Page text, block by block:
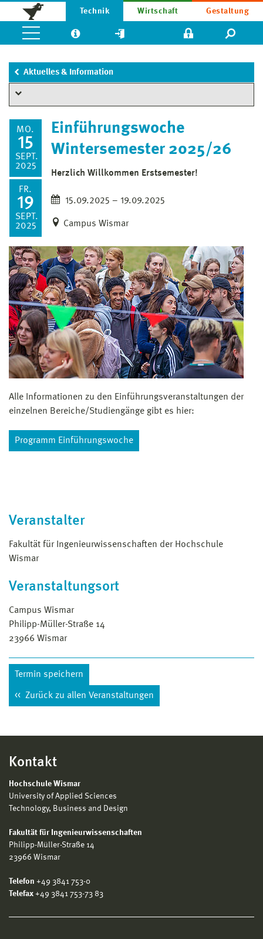
Technik Wirtschaft Gestaltung
Aktuelles & Information
MO.
15
SEPT.
2025
FR.
19
SEPT.
2025
Einführungswoche
Wintersemester 2025/26
Herzlich Willkommen Erstsemester!
15.09.2025 – 19.09.2025
Campus Wismar
Alle Informationen zu den Einführungsveranstaltungen der
einzelnen Bereiche/Studiengänge gibt es hier:
Programm Einführungswoche
Veranstalter
Fakultät für Ingenieurwissenschaften der Hochschule
Wismar
Veranstaltungsort
Campus Wismar
Philipp-Müller-Straße 14
23966 Wismar
Termin speichern
Zurück zu allen Veranstaltungen
Kontakt
Hochschule Wismar
University of Applied Sciences
Technology, Business and Design
Fakultät für Ingenieurwissenschaften
Philipp-Müller-Straße 14
23966 Wismar
Telefon +49 3841 753-0
Telefax +49 3841 753-73 83